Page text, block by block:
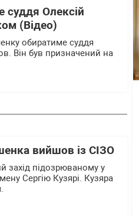
суддя Олексій
(Відео)
обиратиме суддя
Він був призначений на
вийшов із СІЗО
захід підозрюваному у
Сергію Кузярі. Кузяра